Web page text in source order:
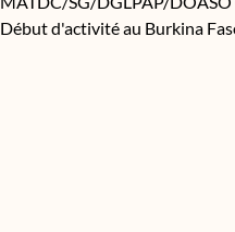
Début d'activité au Burkina